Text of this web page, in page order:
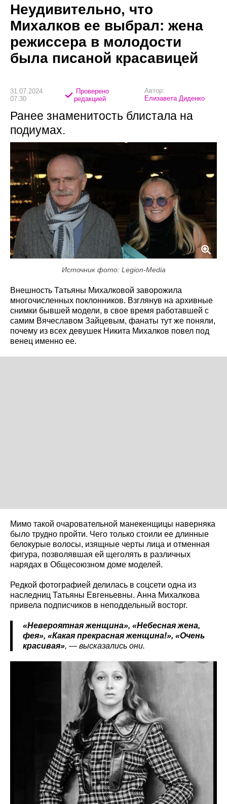
Неудивительно, что
Михалков ее выбрал: жена
режиссера в молодости
была писаной красавицей
31.07.2024
07:30
Проверено
редакцией
Автор:
Елизавета Диденко
Ранее знаменитость блистала на
подиумах.
Источник фото: Legion-Media
Внешность Татьяны Михалковой заворожила
многочисленных поклонников. Взглянув на архивные
снимки бывшей модели, в свое время работавшей с
самим Вячеславом Зайцевым, фанаты тут же поняли,
почему из всех девушек Никита Михалков повел под
венец именно ее.
Мимо такой очаровательной манекенщицы наверняка
было трудно пройти. Чего только стоили ее длинные
белокурые волосы, изящные черты лица и отменная
фигура, позволявшая ей щеголять в различных
нарядах в Общесоюзном доме моделей.
Редкой фотографией делилась в соцсети одна из
наследниц Татьяны Евгеньевны. Анна Михалкова
привела подписчиков в неподдельный восторг.
«Невероятная женщина», «Небесная жена,
фея», «Какая прекрасная женщина!», «Очень
красивая», — высказались они.